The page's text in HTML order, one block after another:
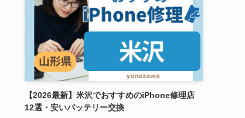
【2026最新】米沢でおすすめのiPhone修理店
12選・安いバッテリー交換